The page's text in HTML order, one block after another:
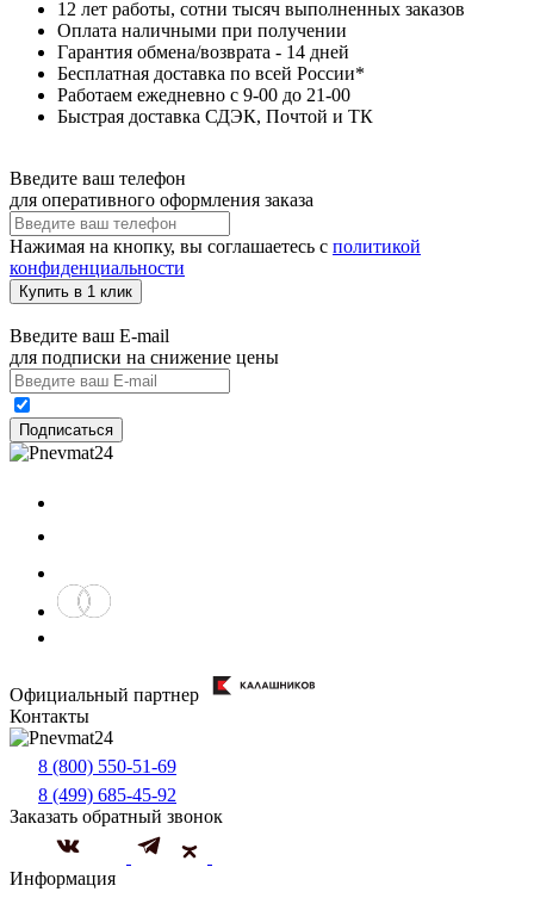
12 лет работы, сотни тысяч выполненных заказов
Оплата наличными при получении
Гарантия обмена/возврата - 14 дней
Бесплатная доставка по всей России*
Работаем ежедневно с 9-00 до 21-00
Быстрая доставка СДЭК, Почтой и ТК
Введите ваш телефон
для оперативного оформления заказа
Нажимая на кнопку, вы соглашаетесь с политикой
конфиденциальности
Купить в 1 клик
Введите ваш E-mail
для подписки на снижение цены
Подписаться
Официальный партнер
Контакты
8 (800) 550-51-69
8 (499) 685-45-92
Заказать обратный звонок
Информация